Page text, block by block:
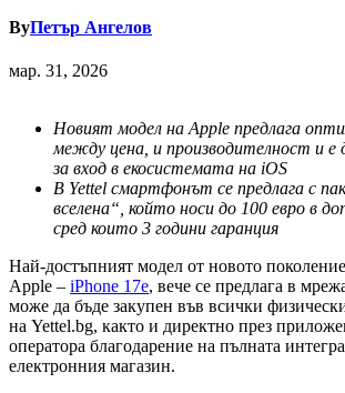
ByПетър Ангелов
мар. 31, 2026
Новият модел на Apple предлага
между цена, и производителност и е
за вход в екосистемата на iOS
В Yettel смартфонът се предлага с
вселена“, който носи до 100 евро в
сред които 3 години гаранция
Най-достъпният модел от новото
Apple – iPhone 17e, вече се предлага в
може да бъде закупен във всички
на Yettel.bg, както и директно през
оператора благодарение на пълната
електронния магазин.